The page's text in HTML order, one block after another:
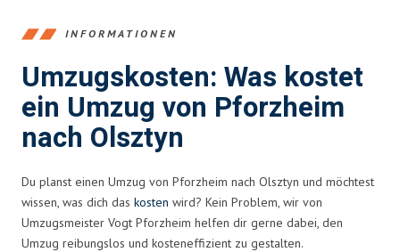
INFORMATIONEN
Umzugskosten: Was kostet
ein Umzug von Pforzheim
nach Olsztyn
Du planst einen Umzug von Pforzheim nach Olsztyn und möchtest
wissen, was dich das kosten wird? Kein Problem, wir von
Umzugsmeister Vogt Pforzheim helfen dir gerne dabei, den
Umzug reibungslos und kosteneffizient zu gestalten.